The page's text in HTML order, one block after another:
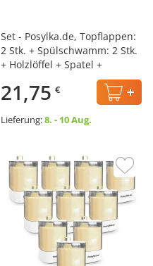
Set - Posylka.de, Topflappen:
2 Stk. + Spülschwamm: 2 Stk.
+ Holzlöffel + Spatel +
Zahnstocherspender
21,75 €
Lieferung:8. - 10 Aug.